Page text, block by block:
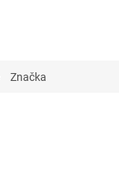
Značka